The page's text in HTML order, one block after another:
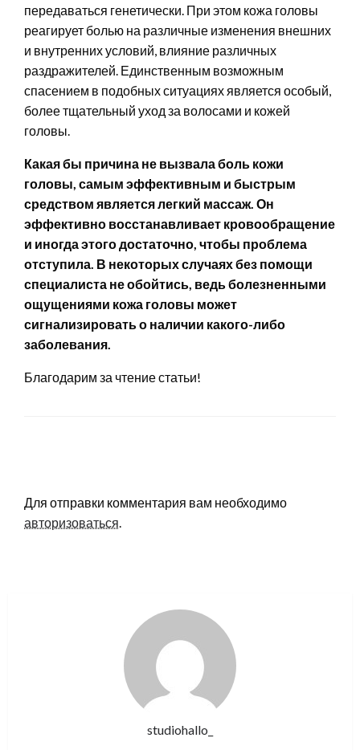
передаваться генетически. При этом кожа головы
реагирует болью на различные изменения внешних
и внутренних условий, влияние различных
раздражителей. Единственным возможным
спасением в подобных ситуациях является особый,
более тщательный уход за волосами и кожей
головы.
Какая бы причина не вызвала боль кожи
головы, самым эффективным и быстрым
средством является легкий массаж. Он
эффективно восстанавливает кровообращение
и иногда этого достаточно, чтобы проблема
отступила. В некоторых случаях без помощи
специалиста не обойтись, ведь болезненными
ощущениями кожа головы может
сигнализировать о наличии какого-либо
заболевания.
Благодарим за чтение статьи!
Для отправки комментария вам необходимо
авторизоваться
studiohallo_